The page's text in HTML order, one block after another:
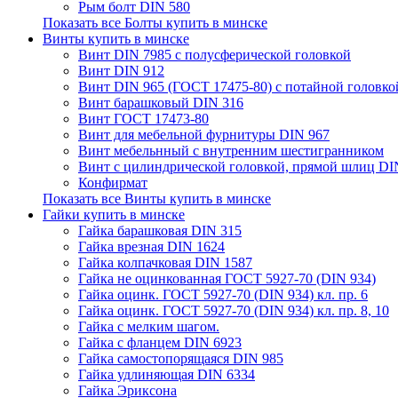
Рым болт DIN 580
Показать все Болты купить в минске
Винты купить в минске
Винт DIN 7985 с полусферической головкой
Винт DIN 912
Винт DIN 965 (ГОСТ 17475-80) с потайной
Винт барашковый DIN 316
Винт ГОСТ 17473-80
Винт для мебельной фурнитуры DIN 967
Винт мебельнный с внутренним шестигранником
Винт с цилиндрической головкой, прямой шлиц
Конфирмат
Показать все Винты купить в минске
Гайки купить в минске
Гайка барашковая DIN 315
Гайка врезная DIN 1624
Гайка колпачковая DIN 1587
Гайка не оцинкованная ГОСТ 5927-70 (DIN 934)
Гайка оцинк. ГОСТ 5927-70 (DIN 934) кл. пр. 6
Гайка оцинк. ГОСТ 5927-70 (DIN 934) кл. пр. 8, 10
Гайка с мелким шагом.
Гайка с фланцем DIN 6923
Гайка самостопорящаяся DIN 985
Гайка удлиняющая DIN 6334
Гайка Эриксона